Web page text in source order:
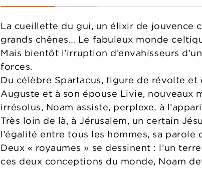
La cueillette du gui, un élixir de jouvence
grands chênes… Le fabuleux monde
Mais bientôt l’irruption d’envahisseurs
forces.
Du célèbre Spartacus, figure de révolte et
Auguste et à son épouse Livie, nouveaux
irrésolus, Noam assiste, perplexe, à
Très loin de là, à Jérusalem, un certain
l’égalité entre tous les hommes, sa
Deux « royaumes » se dessinent : l’un
ces deux conceptions du monde, Noam